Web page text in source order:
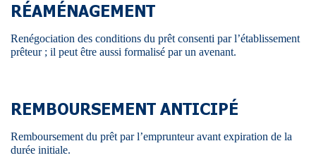
RÉAMÉNAGEMENT
Renégociation des conditions du prêt consenti par l’établissement
prêteur ; il peut être aussi formalisé par un avenant.
REMBOURSEMENT ANTICIPÉ
Remboursement du prêt par l’emprunteur avant expiration de la
durée initiale.